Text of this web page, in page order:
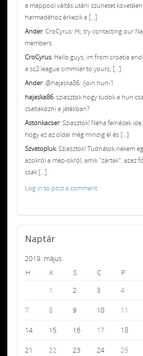
a mappool váltás utáni szünetet
harmadához érkezik a [...]
Ander: CroCyrus: Hi, try contacting our
members.
CroCyrus: Hello guys, im from croatia
a sc2 league simmilar to yours, [...]
Ander: @hajaska86: /join hun-1
hajaska86: sziasztok hogy tudok a hun
csatlakozni a játékban?
Astonkacser: Sziasztok! Néha felnézek
hogy ez az oldal még mindig él és [...]
Szvatopluk: Sziasztok! Tudnátok nekem
azokról a map-okról, amik "zártak", azaz
csak [...]
Log in to post a comment.
Naptár
2019. május
H
K S C P
1
2 3 4
7 8 9 10 11
14 15 16 17 18
21 22 23 24 25